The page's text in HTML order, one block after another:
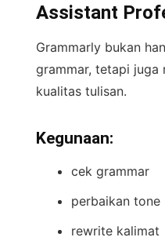
Assistant
Grammarly bukan
grammar, tetapi juga
kualitas tulisan.
Kegunaan:
cek grammar
perbaikan tone
rewrite kalimat